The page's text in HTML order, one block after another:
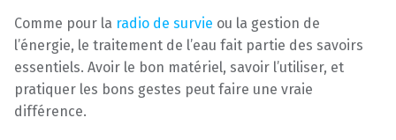
Comme pour la radio de survie ou la gestion de
l’énergie, le traitement de l’eau fait partie des savoirs
essentiels. Avoir le bon matériel, savoir l’utiliser, et
pratiquer les bons gestes peut faire une vraie
différence.